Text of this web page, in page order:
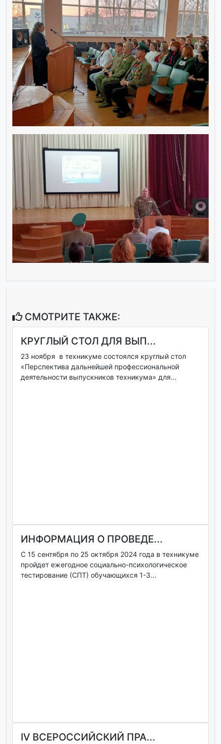
СМОТРИТЕ ТАКЖЕ:
КРУГЛЫЙ СТОЛ ДЛЯ ВЫП...
23 ноября в техникуме состоялся круглый стол
«Перспектива дальнейшей профессиональной
деятельности выпускников техникума» для...
ИНФОРМАЦИЯ О ПРОВЕДЕ...
С 15 сентября по 25 октября 2024 года в техникуме
пройдет ежегодное социально-психологическое
тестирование (СПТ) обучающихся 1-3...
IV ВСЕРОССИЙСКИЙ ПРА...